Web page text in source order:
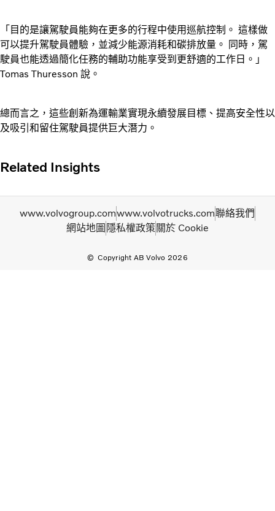
「目的是讓駕駛員能夠在更多的行程中使用巡航控制。 這樣做
可以提升駕駛員體驗，並減少能源消耗和碳排放量。 同時，駕
駛員也能透過簡化任務的輔助功能享受到更舒適的工作日。」
Tomas Thuresson 說。
總而言之，這些創新為運輸業實現永續發展目標、提高安全性以
及吸引和留住駕駛員提供巨大潛力。
Related Insights
Copyright AB Volvo 2026
www.volvogroup.comwww.volvotrucks.com聯絡我們
網站地圖 隱私權政策關於 Cookie